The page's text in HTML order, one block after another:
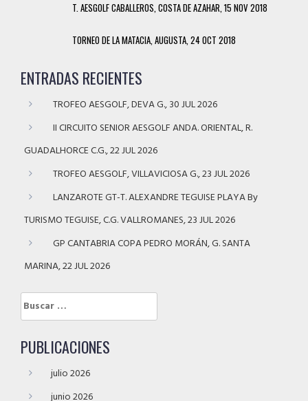
T. AESGOLF CABALLEROS, COSTA DE AZAHAR, 15 NOV 2018
TORNEO DE LA MATACIA, AUGUSTA, 24 OCT 2018
ENTRADAS RECIENTES
TROFEO AESGOLF, DEVA G., 30 JUL 2026
II CIRCUITO SENIOR AESGOLF ANDA. ORIENTAL, R.
GUADALHORCE C.G., 22 JUL 2026
TROFEO AESGOLF, VILLAVICIOSA G., 23 JUL 2026
LANZAROTE GT-T. ALEXANDRE TEGUISE PLAYA By
TURISMO TEGUISE, C.G. VALLROMANES, 23 JUL 2026
GP CANTABRIA COPA PEDRO MORÁN, G. SANTA
MARINA, 22 JUL 2026
Buscar:
PUBLICACIONES
julio 2026
junio 2026